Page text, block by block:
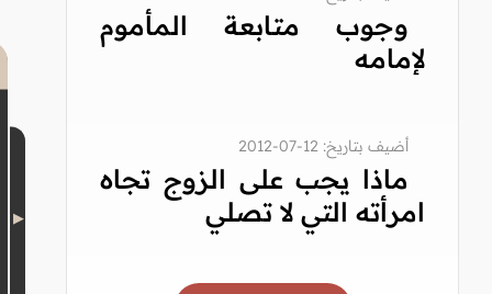
وجوب متابعة المأموم
لإمامه
أضيف بتاريخ: 12-07-2012
ماذا يجب على الزوج تجاه
امرأته التي لا تصلي